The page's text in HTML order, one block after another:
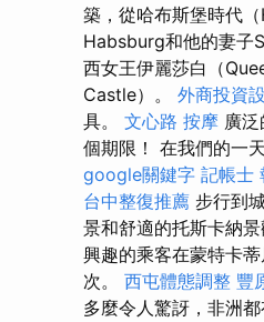
築，從哈布斯堡時代
Habsburg和他的妻子
西女王伊麗莎白（
Castle）。 外商投資
具。 文心路 按摩 廣
個期限！ 在我們的一
google關鍵字 記帳士
台中整復推薦 步行到
景和舒適的托斯卡納景
興趣的乘客在蒙特卡
次。 西屯體態調整 豐
多麼令人驚訝，非洲